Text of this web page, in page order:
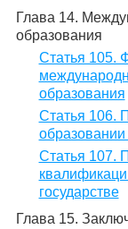
Глава 14.
образования
Статья 105.
образования
Статья 106.
Статья 107.
государстве
Глава 15.